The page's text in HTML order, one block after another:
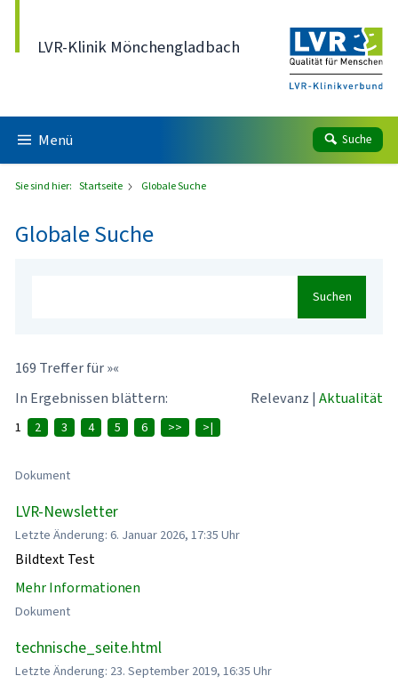
LVR-Klinik Mönchengladbach
Menü Suche
Sie sind hier: Startseite Globale Suche
Globale Suche
Suchen
169 Treffer für »«
In Ergebnissen blättern:
Relevanz | Aktualität
1 2 3 4 5 6 >> >|
Dokument
LVR-Newsletter
Letzte Änderung: 6. Januar 2026, 17:35 Uhr
Bildtext Test
Mehr Informationen
Dokument
technische_seite.html
Letzte Änderung: 23. September 2019, 16:35 Uhr